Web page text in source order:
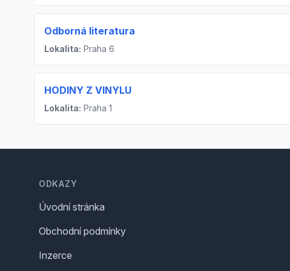
Odborná literatura
Lokalita: Praha 6
HODINY Z VINYLU
Lokalita: Praha 1
ODKAZY
Úvodní stránka
Obchodní podmínky
Inzerce